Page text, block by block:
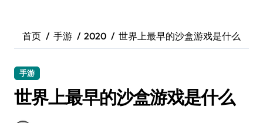
首页 手游 2020 世界上最早的沙盒游戏是什么
手游
世界上最早的沙盒游戏是什么